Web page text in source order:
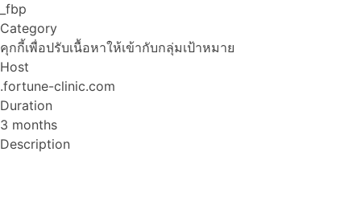
_fbp
Category
คุกกี้เพื่อปรับเนื้อหาให้เข้ากับกลุ่มเป้าหมาย
Host
.fortune-clinic.com
Duration
3 months
Description